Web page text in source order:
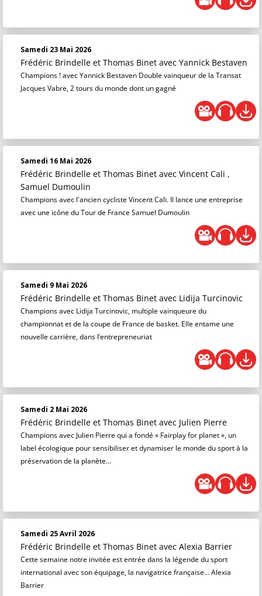
Samedi 23 Mai 2026
Frédéric Brindelle et Thomas Binet avec Yannick Bestaven
Champions ! avec Yannick Bestaven Double vainqueur de la Transat
Jacques Vabre, 2 tours du monde dont un gagné
Samedi 16 Mai 2026
Frédéric Brindelle et Thomas Binet avec Vincent Cali ,
Samuel Dumoulin
Champions avec l'ancien cycliste Vincent Cali. Il lance une entreprise
avec une icône du Tour de France Samuel Dumoulin
Samedi 9 Mai 2026
Frédéric Brindelle et Thomas Binet avec Lidija Turcinovic
Champions avec Lidija Turcinovic, multiple vainqueure du
championnat et de la coupe de France de basket. Elle entame une
nouvelle carrière, dans l’entrepreneuriat
Samedi 2 Mai 2026
Frédéric Brindelle et Thomas Binet avec Julien Pierre
Champions avec Julien Pierre qui a fondé « Fairplay for planet », un
label écologique pour sensibiliser et dynamiser le monde du sport à la
préservation de la planète…
Samedi 25 Avril 2026
Frédéric Brindelle et Thomas Binet avec Alexia Barrier
Cette semaine notre invitée est entrée dans la légende du sport
international avec son équipage, la navigatrice française… Alexia
Barrier